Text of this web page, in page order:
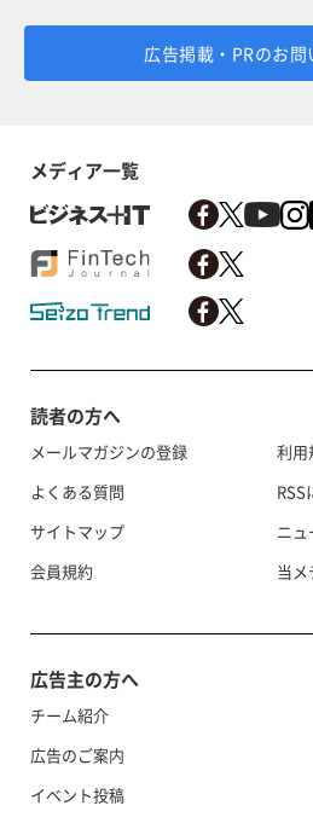
広告掲載・PRのお問
メディア一覧
読者の方へ
メールマガジンの登録
よくある質問
サイトマップ
会員規約
利用
RSS
ニ
当メ
広告主の方へ
チーム紹介
広告のご案内
イベント投稿